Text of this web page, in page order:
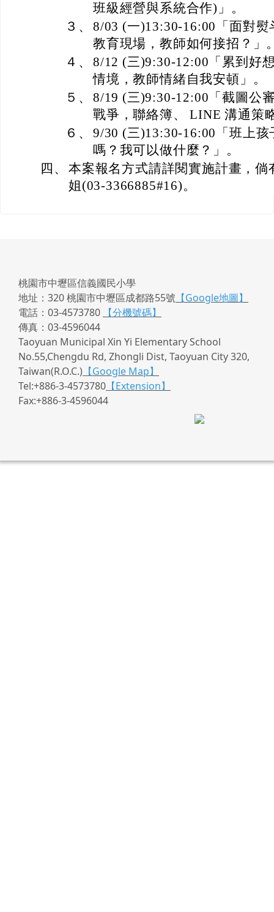
班級經營與系統合作)」。
３、 8/03 (一)13:30-16:00「面對
教育現場，教師如何接招？」
４、 8/12 (三)9:30-12:00「累到好
情境，教師情緒自我安頓」。
５、 8/19 (三)9:30-12:00「截圖公
戰爭，聯絡簿、 LINE 溝通策
６、 9/30 (三)13:30-16:00「班上
嗎？我可以做什麼？」。
四、 本案報名方式請詳閱實施計畫，
姐(03-3366885#16)。
桃園市中壢區信義國民小學
地址：320 桃園市中壢區成都路55號 【Google地圖】
電話：03-4573780
【分機號碼】
傳真：03-4596044
Taoyuan Municipal Xin Yi Elementary School
No.55,Chengdu Rd, Zhongli Dist, Taoyuan City 320,
Taiwan(R.O.C.) 【Google Map】
Tel:+886-3-4573780 【Extension】
Fax:+886-3-4596044